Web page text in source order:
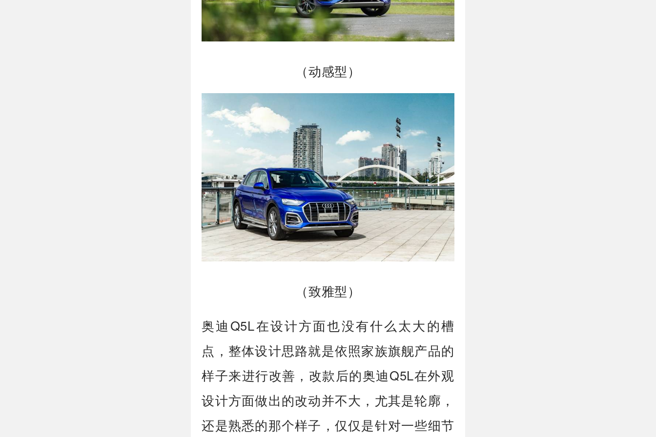
（动感型）
（致雅型）
奥迪Q5L在设计方面也没有什么太大的槽
点，整体设计思路就是依照家族旗舰产品的
样子来进行改善，改款后的奥迪Q5L在外观
设计方面做出的改动并不大，尤其是轮廓，
还是熟悉的那个样子，仅仅是针对一些细节